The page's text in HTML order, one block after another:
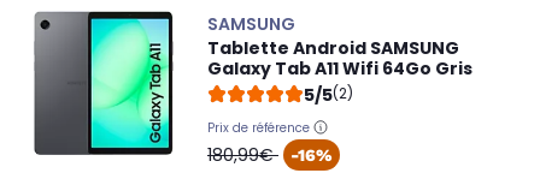
SAMSUNG
Tablette Android SAMSUNG
Galaxy Tab A11 Wifi 64Go Gris
5/5(2)
Prix de référence
oldPrice
180,99€ -16%